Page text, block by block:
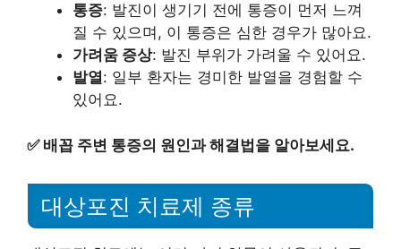
통증: 발진이 생기기 전에 통증이 먼저 느껴
질 수 있으며, 이 통증은 심한 경우가 많아요.
가려움 증상: 발진 부위가 가려울 수 있어요.
발열: 일부 환자는 경미한 발열을 경험할 수
있어요.
✅ 배꼽 주변 통증의 원인과 해결법을 알아보세요.
대상포진 치료제 종류